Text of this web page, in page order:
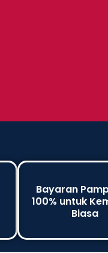
Bayaran
100% untuk
Biasa